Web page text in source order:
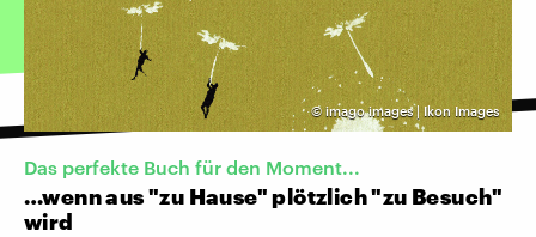
© imago images | Ikon Images
Das perfekte Buch für den Moment...
…wenn aus "zu Hause" plötzlich "zu Besuch"
wird